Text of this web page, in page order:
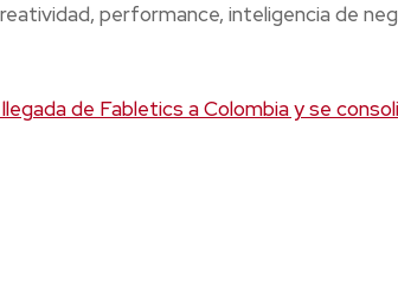
performance, inteligencia de
de Fabletics a Colombia y se